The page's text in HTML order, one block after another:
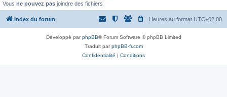
Vous ne pouvez pas joindre des fichiers
Index du forum Heures au format UTC+02:00
Développé parphpBB® Forum Software © phpBB Limited
Traduit parphpBB-fr.com
Confidentialité | Conditions